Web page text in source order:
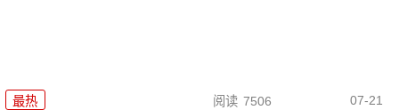
最热 阅读 7506 07-21